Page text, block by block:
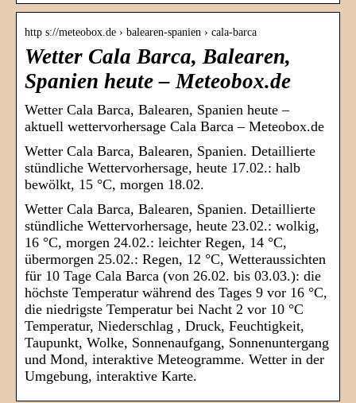
http s://meteobox.de › balearen-spanien › cala-barca
Wetter Cala Barca, Balearen,
Spanien heute – Meteobox.de
Wetter Cala Barca, Balearen, Spanien heute –
aktuell wettervorhersage Cala Barca – Meteobox.de
Wetter Cala Barca, Balearen, Spanien. Detaillierte
stündliche Wettervorhersage, heute 17.02.: halb
bewölkt, 15 °C, morgen 18.02.
Wetter Cala Barca, Balearen, Spanien. Detaillierte
stündliche Wettervorhersage, heute 23.02.: wolkig,
16 °C, morgen 24.02.: leichter Regen, 14 °C,
übermorgen 25.02.: Regen, 12 °C, Wetteraussichten
für 10 Tage Cala Barca (von 26.02. bis 03.03.): die
höchste Temperatur während des Tages 9 vor 16 °C,
die niedrigste Temperatur bei Nacht 2 vor 10 °C
Temperatur, Niederschlag , Druck, Feuchtigkeit,
Taupunkt, Wolke, Sonnenaufgang, Sonnenuntergang
und Mond, interaktive Meteogramme. Wetter in der
Umgebung, interaktive Karte.